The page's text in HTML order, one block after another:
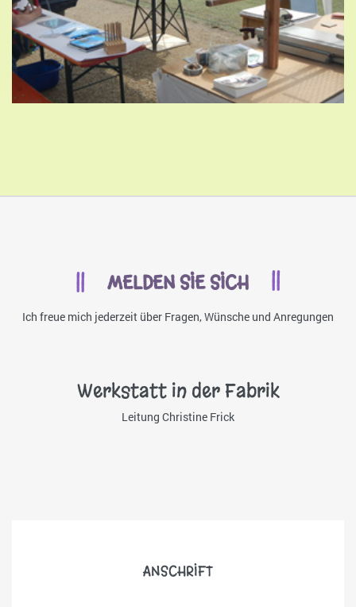
MELDEN SIE SICH
Ich freue mich jederzeit über Fragen, Wünsche und Anregungen
Werkstatt in der Fabrik
Leitung Christine Frick
ANSCHRIFT